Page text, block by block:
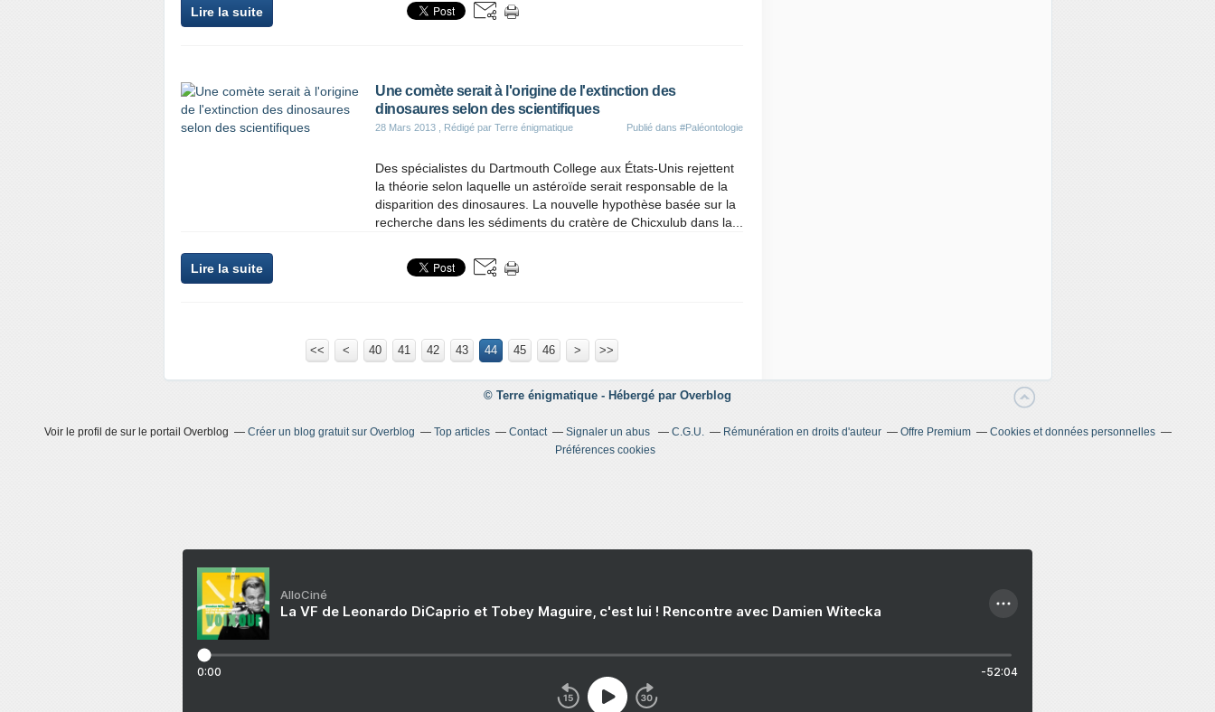
Lire la suite
Une comète serait à l'origine de l'extinction des
dinosaures selon des scientifiques
28 Mars 2013 , Rédigé par Terre énigmatique Publié dans #Paléontologie
Des spécialistes du Dartmouth College aux États-Unis rejettent
la théorie selon laquelle un astéroïde serait responsable de la
disparition des dinosaures. La nouvelle hypothèse basée sur la
recherche dans les sédiments du cratère de Chicxulub dans la...
Lire la suite
<< < 10
20
30
40 41 42 43 44 45 46 > >>
© Terre énigmatique - Hébergé par Overblog
Voir le profil de sur le portail Overblog Créer un blog gratuit sur Overblog Top articles Contact Signaler un abus C.G.U. Rémunération en droits d'auteur Offre Premium
Cookies et données personnelles
Préférences cookies
AlloCiné
La VF de Leonardo DiCaprio et Tobey Maguire, c'est lui ! Rencontre avec Damien Witecka
0:00 -52:04